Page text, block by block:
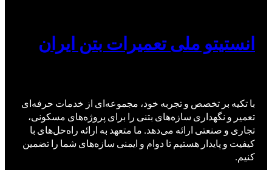
انستیتو ملی تعمیرات بتن ایران
با تکیه بر تخصص و تجربه خود، مجموعه‌ای از خدمات حرفه‌ای
تعمیر و نگهداری سازه‌های بتنی را برای پروژه‌های مسکونی،
تجاری و صنعتی ارائه می‌دهد. ما متعهد به ارائه راه‌حل‌های با
کیفیت و پایدار هستیم تا دوام و ایمنی سازه‌های شما را تضمین
کنیم.